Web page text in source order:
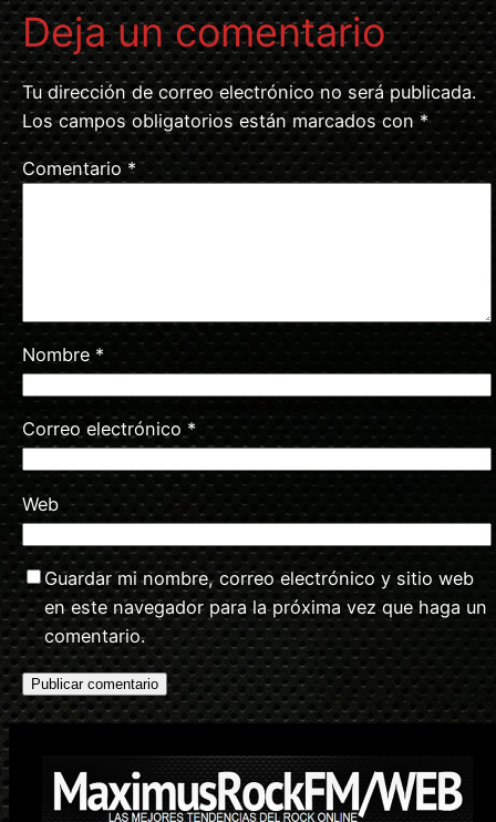
Deja un comentario
Tu dirección de correo electrónico no será publicada.
Los campos obligatorios están marcados con *
Comentario*
Nombre *
Correo electrónico *
Web
Guardar mi nombre, correo electrónico y sitio web
en este navegador para la próxima vez que haga un
comentario.